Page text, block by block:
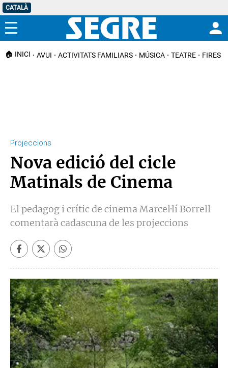
CATALÀ
Menú
🏠 INICI AVUI ACTIVITATS FAMILIARS MÚSICA TEATRE FIRES I
Projeccions
Nova edició del cicle
Matinals de Cinema
El pedagog i crític de cinema Marcel·lí Borrell
comentarà cadascuna de les projeccions